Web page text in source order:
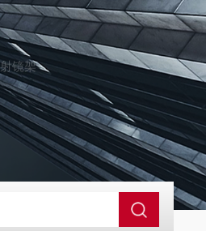
镜架
国里奇 RIDGID 管线定位仪带GPS